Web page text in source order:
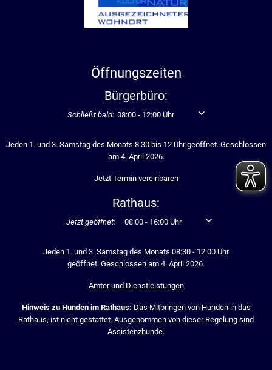
Öffnungszeiten
Bürgerbüro:
Klicken, um weitere Öffnungs- oder Schließzeiten
Schließt bald: 08:00 - 12:00 Uhr Von 08:00 bis 12:00 Uhr
Jeden 1. und 3. Samstag des Monats 8.30 bis 12 Uhr geöffnet. Geschlossen
am 4. April 2026.
Jetzt Termin vereinbaren
Rathaus:
Klicken, um weitere Öffnungs- oder Schließzeiten
Jetzt geöffnet: 08:00- 16:00Uhr Von 08:00 bis 16:00
Jeden 1. und 3. Samstag des Monats 08:30 - 12:00 Uhr
geöffnet. Geschlossen am 4. April 2026.
Ämter und Dienstleistungen
Hinweis zu Hunden im Rathaus: Das Mitbringen von Hunden in das
Rathaus, ist nicht gestattet. Ausgenommen von dieser Regelung sind
Assistenzhunde.